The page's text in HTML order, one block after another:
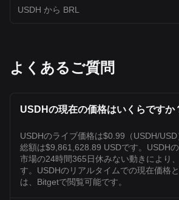
USDH から BRL
よくあるご質問
USDHの現在の価格はいくらですか
USDHのライブ価格は$0.99（USDH/
総額は$9,861,628.89 USDです。USDH
市場の24時間365日休みない動きにより
す。USDHのリアルタイムでの現在価格
は、Bitgetで閲覧可能です。